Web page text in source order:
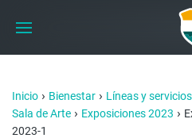
Inicio › Bienestar › Líneas y servicios
Sala de Arte › Exposiciones 2023 ›
2023-1